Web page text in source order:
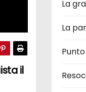
il
La
La